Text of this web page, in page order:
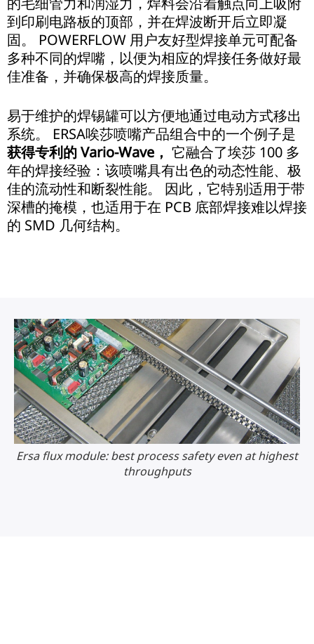
到印刷电路板的顶部，并在焊波断开后立即凝
固。 POWERFLOW 用户友好型焊接单元可配备
多种不同的焊嘴，以便为相应的焊接任务做好最
佳准备，并确保极高的焊接质量。
易于维护的焊锡罐可以方便地通过电动方式移出
系统。 ERSA唉莎喷嘴产品组合中的一个例子是
获得专利的 Vario-Wave， 它融合了埃莎 100 多
年的焊接经验：该喷嘴具有出色的动态性能、极
佳的流动性和断裂性能。 因此，它特别适用于带
深槽的掩模，也适用于在 PCB 底部焊接难以焊接
的 SMD 几何结构。
Ersa flux module: best process safety even at highest
throughputs